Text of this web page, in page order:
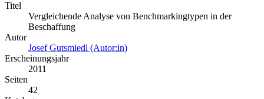
Titel
Vergleichende Analyse von Benchmarkingtypen in der
Beschaffung
Autor
Josef Gutsmiedl (Autor:in)
Erscheinungsjahr
2011
Seiten
42